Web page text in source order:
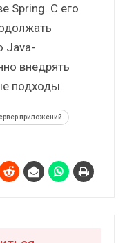
Spring. С его
Java-
внедрять
подходы.
приложений